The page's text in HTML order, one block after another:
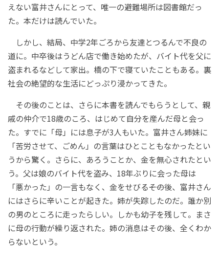
えない富井さんにとって、唯一の避難場所は図書館だっ
た。本だけは読んでいた。
しかし、結局、中学2年ごろから友達とつるんで不良の
道に。中卒後はうどん店で働き始めたが、バイト代を父に
盗まれるなどして家出。橋の下で寝ていたこともある。裏
社会の絶望的な生活にどっぷり浸かってきた。
その後のことは、さらに本書を読んでもらうとして、親
戚の仲介で18歳のころ、はじめて自分を産んだ母と会っ
た。すでに「母」には息子が3人もいた。富井さん姉妹に
「苦労させて、ごめん」の言葉はひとこともなかったとい
うから驚く。さらに、あろうことか、金を無心されたとい
う。父は娘のバイト代を盗み、18年ぶりに会った母は
「悪かった」の一言もなく、金をせびる――その後、富井さん
にはさらに辛いことが起きた。姉が失踪したのだ。誰か別
の男のところに走ったらしい。しかも幼子を残して。まさ
に母の行動が繰り返された。姉の消息はその後、全くわか
らないという。